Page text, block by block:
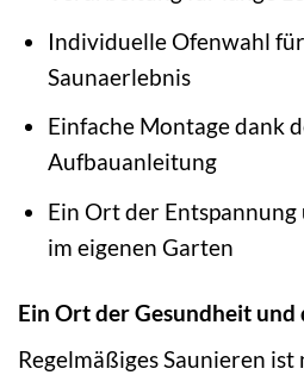
Individuelle Ofenwahl
Saunaerlebnis
Einfache Montage dank
Aufbauanleitung
Ein Ort der
im eigenen Garten
Ein Ort der Gesundheit
Regelmäßiges Saunieren